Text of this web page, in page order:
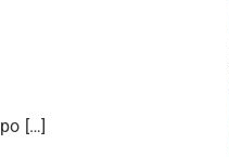
[…]